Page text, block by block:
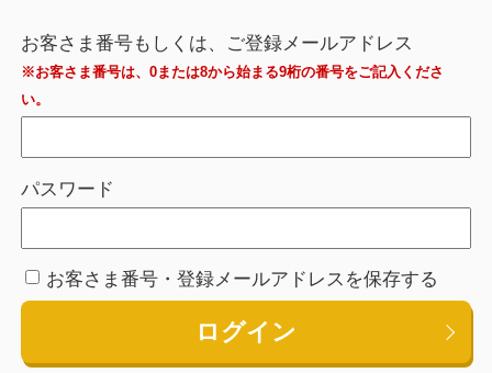
お客さま番号もしくは、ご登録メールアドレス
※お客さま番号は、0または8から始まる9桁の番号をご記入くださ
い。
パスワード
お客さま番号・登録メールアドレスを保存する
ログイン